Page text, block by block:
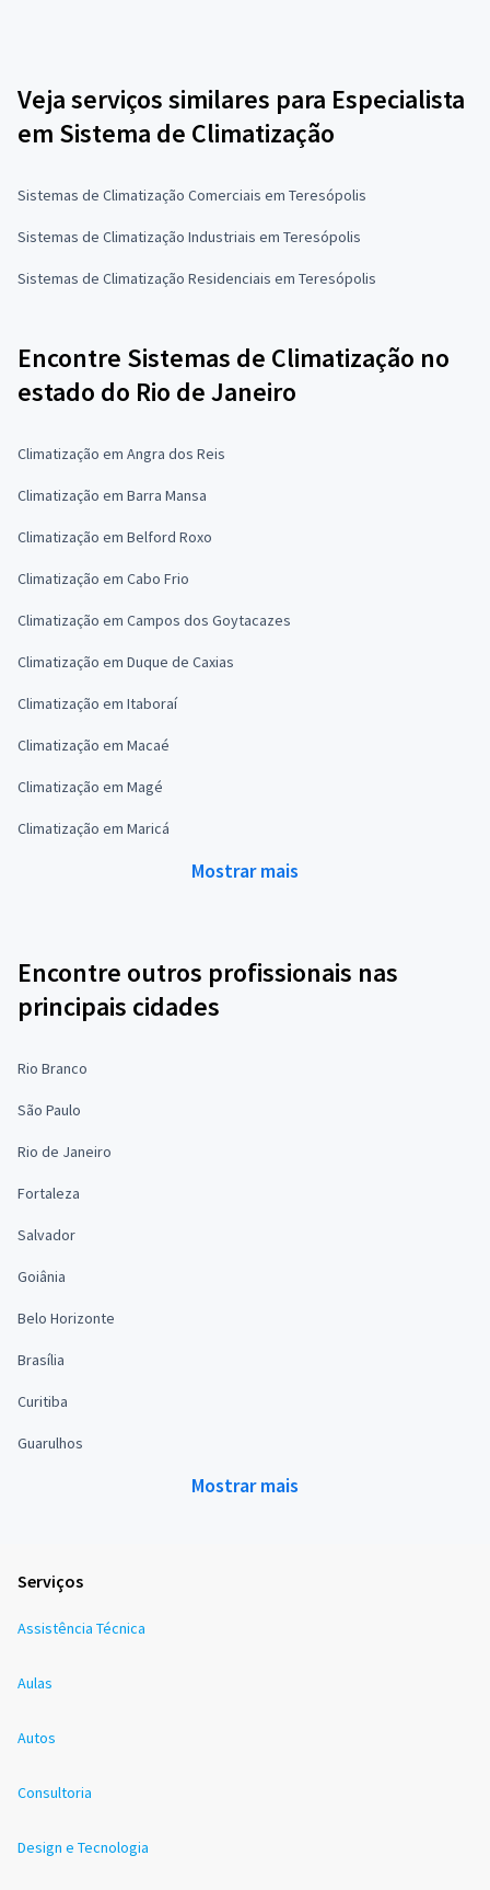
Veja serviços similares para Especialista
em Sistema de Climatização
Sistemas de Climatização Comerciais em Teresópolis
Sistemas de Climatização Industriais em Teresópolis
Sistemas de Climatização Residenciais em Teresópolis
Encontre Sistemas de Climatização no
estado do Rio de Janeiro
Climatização em Angra dos Reis
Climatização em Barra Mansa
Climatização em Belford Roxo
Climatização em Cabo Frio
Climatização em Campos dos Goytacazes
Climatização em Duque de Caxias
Climatização em Itaboraí
Climatização em Macaé
Climatização em Magé
Climatização em Maricá
Mostrar mais
Encontre outros profissionais nas
principais cidades
Rio Branco
São Paulo
Rio de Janeiro
Fortaleza
Salvador
Goiânia
Belo Horizonte
Brasília
Curitiba
Guarulhos
Mostrar mais
Serviços
Assistência Técnica
Aulas
Autos
Consultoria
Design e Tecnologia